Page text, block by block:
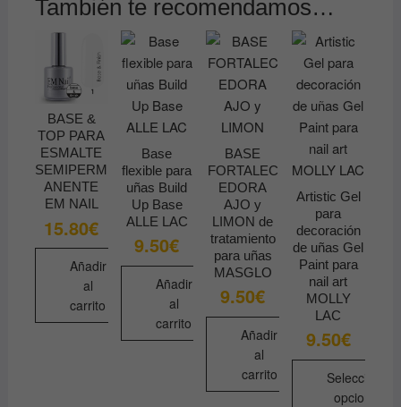
También te recomendamos…
BASE &
TOP PARA
ESMALTE
SEMIPERM
ANENTE
EM NAIL
15.80€
Añadir
al
carrito
Base
flexible para
uñas Build
Up Base
ALLE LAC
9.50€
Añadir
al
carrito
BASE
FORTALEC
EDORA
AJO y
LIMON de
tratamiento
para uñas
MASGLO
9.50€
Añadir
al
carrito
Artistic Gel
para
decoración
de uñas Gel
Paint para
nail art
MOLLY
LAC
9.50€
Seleccionar
opciones